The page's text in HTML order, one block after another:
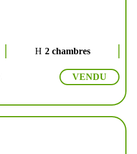
2 chambres
VENDU